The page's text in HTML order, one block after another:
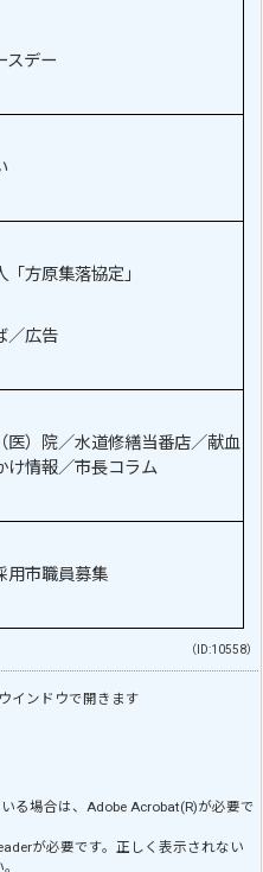
スデー
方原集落協定」
／広告
医）院／水道修繕当番店／献血
け情報／市長コラム
用市職員募集
（ID:10558）
インドウで開きます
る場合は、Adobe Acrobat(R)が必要で
が必要です。正しく表示されない